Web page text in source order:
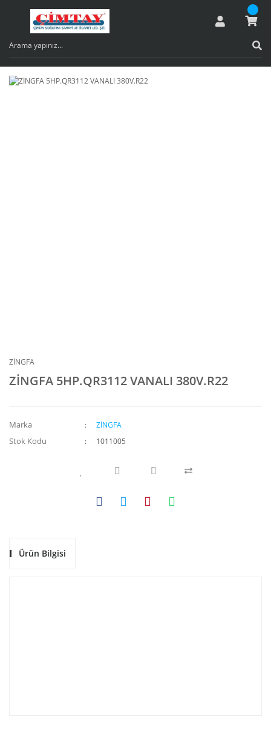
ZİNGFA
ZİNGFA 5HP.QR3112 VANALI 380V.R22
Marka ZİNGFA
Stok Kodu 1011005
Ürün Bilgisi